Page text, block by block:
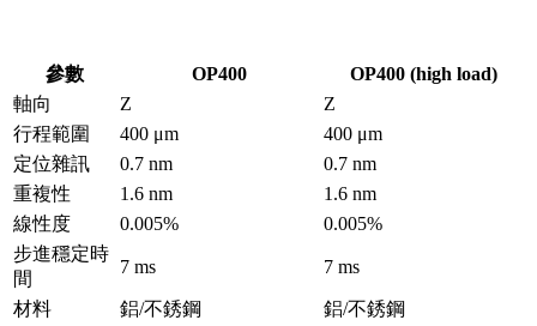
參數 OP400
OP400 (high load)
軸向
Z
Z
行程範圍
400 μm
400 μm
定位雜訊
0.7 nm
0.7 nm
重複性
1.6 nm
1.6 nm
線性度
0.005%
0.005%
步進穩定時
間
7 ms 7 ms
材料 鋁/不銹鋼
鋁/不銹鋼